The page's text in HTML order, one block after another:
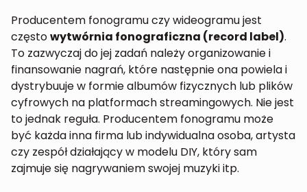
Producentem fonogramu czy wideogramu jest
częstowytwórnia fonograficzna (record label).
To zazwyczaj do jej zadań należy organizowanie i
finansowanie nagrań, które następnie ona powiela i
dystrybuuje w formie albumów fizycznych lub plików
cyfrowych na platformach streamingowych. Nie jest
to jednak reguła. Producentem fonogramu może
być każda inna firma lub indywidualna osoba, artysta
czy zespół działający w modelu DIY, który sam
zajmuje się nagrywaniem swojej muzyki itp.